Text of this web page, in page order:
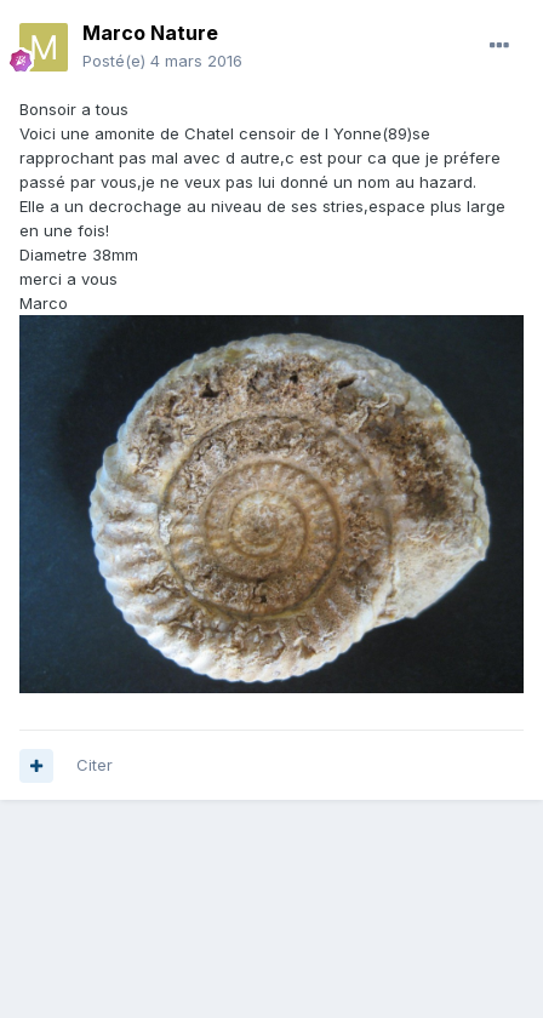
Marco Nature
Posté(e) 4 mars 2016
Bonsoir a tous
Voici une amonite de Chatel censoir de l Yonne(89)se
rapprochant pas mal avec d autre,c est pour ca que je préfere
passé par vous,je ne veux pas lui donné un nom au hazard.
Elle a un decrochage au niveau de ses stries,espace plus large
en une fois!
Diametre 38mm
merci a vous
Marco
Citer